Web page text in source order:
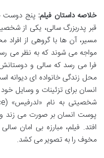
خلاصه داستان فیلم: پنج دوست
قبر پدربزرگ سالی، یکی از
مسیر، آن ها با گروهی از
مواجه می شوند که به نظر می
فرا می رسد که سالی و
محل زندگی خانواده ای دیوانه
انسان برای تزئینات و وسایل
پوست انسان بر صورت می زند و
افتد. فیلم، مبارزه بی امان
مخوف را به تصویر می کشد.